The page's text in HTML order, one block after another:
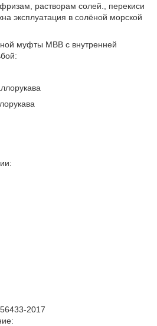
растворам солей., перекиси
эксплуатация в солёной морской
муфты МВВ с внутренней
2017